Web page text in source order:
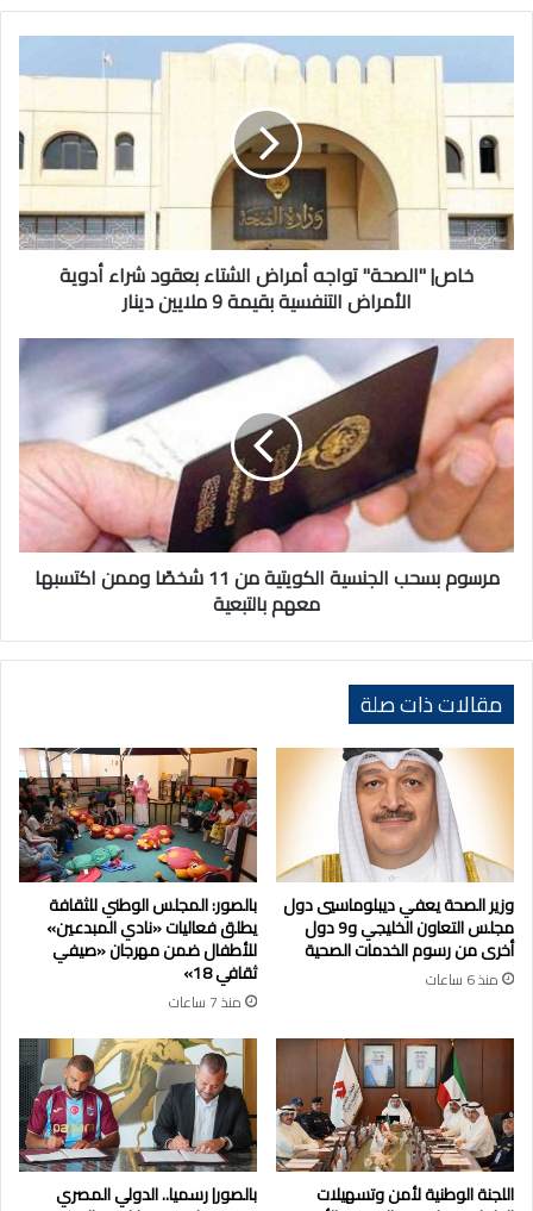
أمراض
الشتاء
بعقود
شراء
أدوية
الأمراض
التنفسية
ملايين
دينار
خاص| "الصحة" تواجه أمراض الشتاء بعقود شراء أدوية
الأمراض التنفسية بقيمة 9 ملايين دينار
مرسوم
بسحب
الجنسية
الكويتية
من
11
شخصًا
اكتسبها
معهم
بالتبعية
مرسوم بسحب الجنسية الكويتية من 11 شخصًا وممن اكتسبها
معهم بالتبعية
مقالات ذات صلة
وزير الصحة يعفي ديبلوماسيي دول
مجلس التعاون الخليجي و9 دول
أخرى من رسوم الخدمات الصحية
منذ 6 ساعات
بالصور: المجلس الوطني للثقافة
يطلق فعاليات «نادي المبدعين»
للأطفال ضمن مهرجان «صيفي
ثقافي 18»
منذ 7 ساعات
اللجنة الوطنية لأمن وتسهيلات بالصور| رسميا.. الدولي المصري